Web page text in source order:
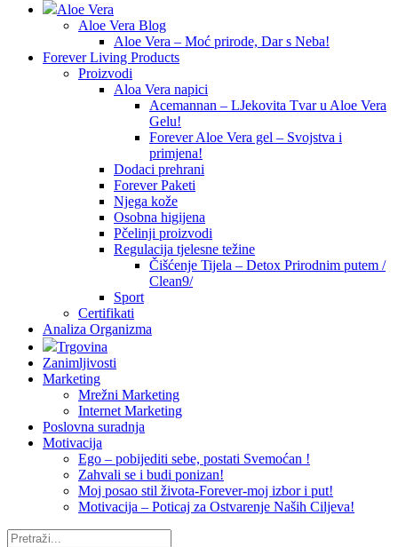
Aloe Vera
Aloe Vera Blog
Aloe Vera – Moć prirode, Dar s Neba!
Forever Living Products
Proizvodi
Aloa Vera napici
Acemannan – LJekovita Tvar u Aloe Vera
Gelu!
Forever Aloe Vera gel – Svojstva i
primjena!
Dodaci prehrani
Forever Paketi
Njega kože
Osobna higijena
Pčelinji proizvodi
Regulacija tjelesne težine
Čišćenje Tijela – Detox Prirodnim putem /
Clean9/
Sport
Certifikati
Analiza Organizma
Trgovina
Zanimljivosti
Marketing
Mrežni Marketing
Internet Marketing
Poslovna suradnja
Motivacija
Ego – pobijediti sebe, postati Svemoćan !
Zahvali se i budi ponizan!
Moj posao stil života-Forever-moj izbor i put!
Motivacija – Poticaj za Ostvarenje Naših Ciljeva!